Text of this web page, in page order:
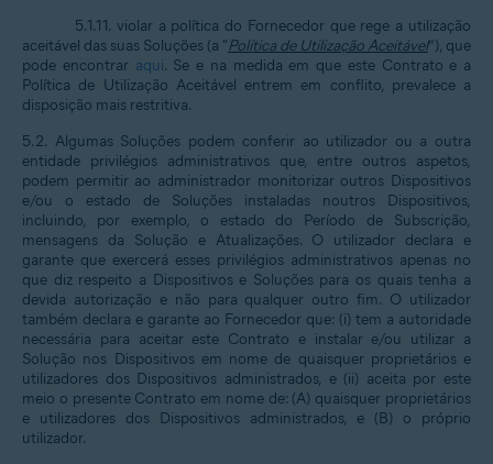
5.1.11. violar a política do Fornecedor que rege a utilização
aceitável das suas Soluções (a "Política de Utilização Aceitável”), que
pode encontrar aqui. Se e na medida em que este Contrato e a
Política de Utilização Aceitável entrem em conflito, prevalece a
disposição mais restritiva.
5.2. Algumas Soluções podem conferir ao utilizador ou a outra
entidade privilégios administrativos que, entre outros aspetos,
podem permitir ao administrador monitorizar outros Dispositivos
e/ou o estado de Soluções instaladas noutros Dispositivos,
incluindo, por exemplo, o estado do Período de Subscrição,
mensagens da Solução e Atualizações. O utilizador declara e
garante que exercerá esses privilégios administrativos apenas no
que diz respeito a Dispositivos e Soluções para os quais tenha a
devida autorização e não para qualquer outro fim. O utilizador
também declara e garante ao Fornecedor que: (i) tem a autoridade
necessária para aceitar este Contrato e instalar e/ou utilizar a
Solução nos Dispositivos em nome de quaisquer proprietários e
utilizadores dos Dispositivos administrados, e (ii) aceita por este
meio o presente Contrato em nome de: (A) quaisquer proprietários
e utilizadores dos Dispositivos administrados, e (B) o próprio
utilizador.